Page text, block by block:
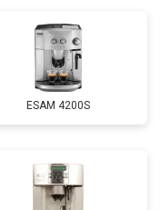
ESAM 4200S